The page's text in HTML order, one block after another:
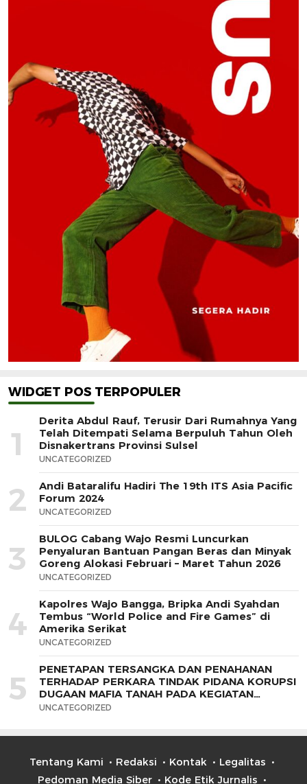
WIDGET POS TERPOPULER
1
Derita Abdul Rauf, Terusir Dari Rumahnya Yang
Telah Ditempati Selama Berpuluh Tahun Oleh
Disnakertrans Provinsi Sulsel
UNCATEGORIZED
2
Andi Bataralifu Hadiri The 19th ITS Asia Pacific
Forum 2024
UNCATEGORIZED
3
BULOG Cabang Wajo Resmi Luncurkan
Penyaluran Bantuan Pangan Beras dan Minyak
Goreng Alokasi Februari – Maret Tahun 2026
UNCATEGORIZED
4
Kapolres Wajo Bangga, Bripka Andi Syahdan
Tembus “World Police and Fire Games” di
Amerika Serikat
UNCATEGORIZED
5
PENETAPAN TERSANGKA DAN PENAHANAN
TERHADAP PERKARA TINDAK PIDANA KORUPSI
DUGAAN MAFIA TANAH PADA KEGIATAN
PEMBAYARAN PEMBANGUNAN BENDUNGAN
UNCATEGORIZED
Tentang Kami Redaksi Kontak
Legalitas
Pedoman Media Siber
Kode Etik Jurnalis